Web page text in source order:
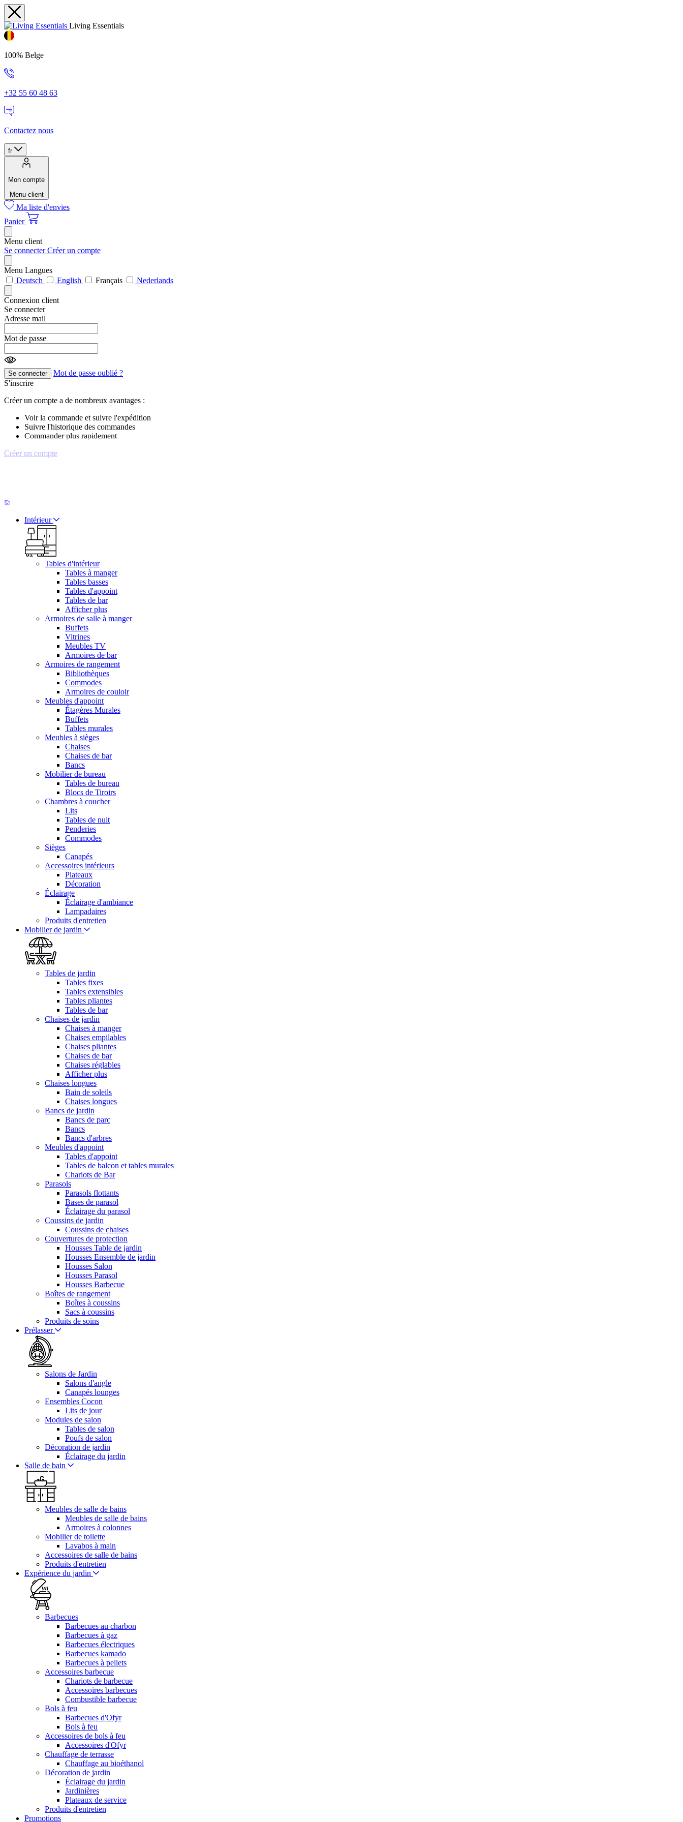
Living Essentials
100% Belge
+32 55 60 48 63
Contactez nous
fr
Mon compte
Menu client
Ma liste d'envies
Panier
Menu client
Se connecterCréer un compte
Menu Langues
Deutsch
English Français Nederlands
Connexion client
Se connecter
Adresse mail
Mot de passe
Se connecter
Mot de passe oublié ?
S'inscrire
Créer un compte a de nombreux avantages :
Voir la commande et suivre l'expédition
Suivre l'historique des commandes
Commander plus rapidement
Créer un compte
Intérieur
Tables d'intérieur
Tables à manger
Tables basses
Tables d'appoint
Tables de bar
Afficher plus
Armoires de salle à manger
Buffets
Vitrines
Meubles TV
Armoires de bar
Armoires de rangement
Bibliothèques
Commodes
Armoires de couloir
Meubles d'appoint
Étagères Murales
Buffets
Tables murales
Meubles à sièges
Chaises
Chaises de bar
Bancs
Mobilier de bureau
Tables de bureau
Blocs de Tiroirs
Chambres à coucher
Lits
Tables de nuit
Penderies
Commodes
Sièges
Canapés
Accessoires intérieurs
Plateaux
Décoration
Éclairage
Éclairage d'ambiance
Lampadaires
Produits d'entretien
Mobilier de jardin
Tables de jardin
Tables fixes
Tables extensibles
Tables pliantes
Tables de bar
Chaises de jardin
Chaises à manger
Chaises empilables
Chaises pliantes
Chaises de bar
Chaises réglables
Afficher plus
Chaises longues
Bain de soleils
Chaises longues
Bancs de jardin
Bancs de parc
Bancs
Bancs d'arbres
Meubles d'appoint
Tables d'appoint
Tables de balcon et tables murales
Chariots de Bar
Parasols
Parasols flottants
Bases de parasol
Éclairage du parasol
Coussins de jardin
Coussins de chaises
Couvertures de protection
Housses Table de jardin
Housses Ensemble de jardin
Housses Salon
Housses Parasol
Housses Barbecue
Boîtes de rangement
Boîtes à coussins
Sacs à coussins
Produits de soins
Prélasser
Salons de Jardin
Salons d'angle
Canapés lounges
Ensembles Cocon
Lits de jour
Modules de salon
Tables de salon
Poufs de salon
Décoration de jardin
Éclairage du jardin
Salle de bain
Meubles de salle de bains
Meubles de salle de bains
Armoires à colonnes
Mobilier de toilette
Lavabos à main
Accessoires de salle de bains
Produits d'entretien
Expérience du jardin
Barbecues
Barbecues au charbon
Barbecues à gaz
Barbecues électriques
Barbecues kamado
Barbecues à pellets
Accessoires barbecue
Chariots de barbecue
Accessoires barbecues
Combustible barbecue
Bols à feu
Barbecues d'Ofyr
Bols à feu
Accessoires de bols à feu
Accessoires d'Ofyr
Chauffage de terrasse
Chauffage au bioéthanol
Décoration de jardin
Éclairage du jardin
Jardinières
Plateaux de service
Produits d'entretien
Promotions